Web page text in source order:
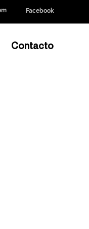
Facebook
Contacto